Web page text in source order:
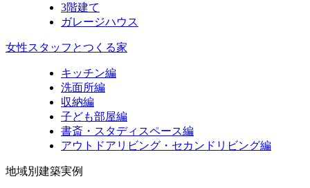
3階建て
ガレージハウス
女性スタッフとつくる家
キッチン編
洗面所編
収納編
子ども部屋編
書斎・スタディスペース編
アウトドアリビング・セカンドリビング編
地域別建築実例